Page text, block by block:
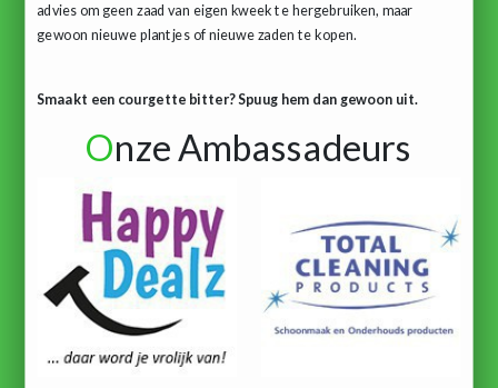
advies om geen zaad van eigen kweek te hergebruiken, maar
gewoon nieuwe plantjes of nieuwe zaden te kopen.
Smaakt een courgette bitter? Spuug hem dan gewoon uit.
Onze Ambassadeurs